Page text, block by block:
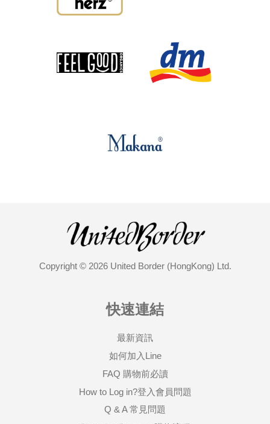
Copyright © 2026 United Border (HongKong) Ltd.
快速連結
最新資訊
如何加入Line
FAQ 購物前必讀
How to Log in?登入會員問題
Q & A 常見問題